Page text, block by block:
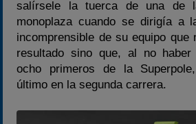
salírsele la tuerca de una de
monoplaza cuando se dirigía a
incomprensible de su equipo que
resultado sino que, al no
ocho primeros de la
último en la segunda carrera.